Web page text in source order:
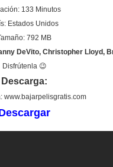
133 Minutos
Estados Unidos
792 MB
DeVito, Christopher Lloyd,
Disfrútenla 😉
Descarga:
www.bajarpelisgratis.com